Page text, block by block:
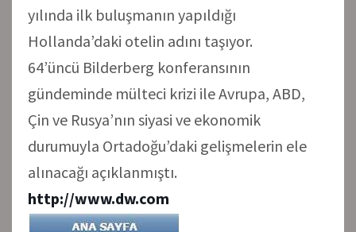
yılında ilk buluşmanın yapıldığı
Hollanda’daki otelin adını taşıyor.
64’üncü Bilderberg konferansının
gündeminde mülteci krizi ile Avrupa, ABD,
Çin ve Rusya’nın siyasi ve ekonomik
durumuyla Ortadoğu’daki gelişmelerin ele
alınacağı açıklanmıştı.
http://www.dw.com